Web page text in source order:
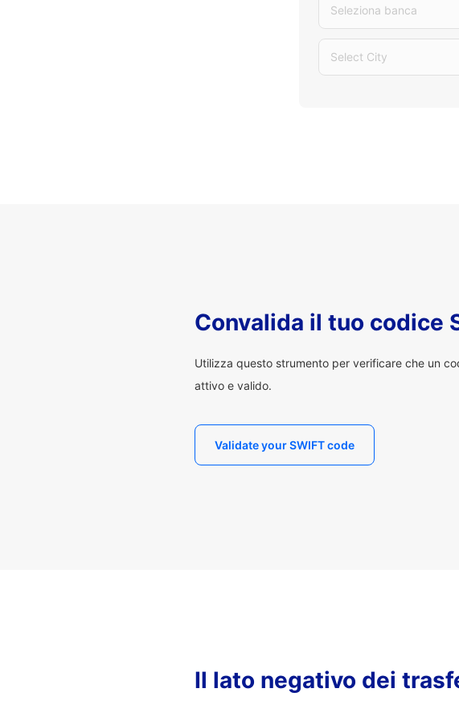
Seleziona banca
Select City
Convalida il tuo codice
Utilizza questo strumento per verificare che un
attivo e valido.
Validate your SWIFT code
Il lato negativo dei